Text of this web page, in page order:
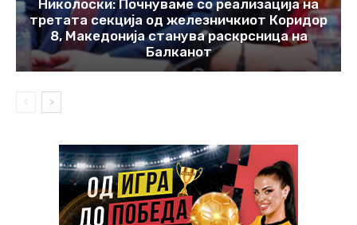
Николоски: Почнуваме со реализација на
третата секција од железничкиот Коридор
8, Македонија станува раскрсница на
Балканот